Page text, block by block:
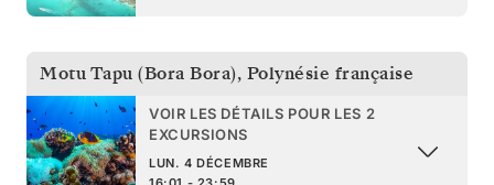
Motu Tapu (Bora Bora), Polynésie française
VOIR LES DÉTAILS POUR LES 2
EXCURSIONS
LUN. 4 DÉCEMBRE